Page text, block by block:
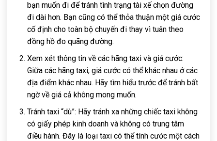
bạn muốn đi để tránh tình trạng tài xế chọn đường
đi dài hơn. Bạn cũng có thể thỏa thuận một giá cước
cố định cho toàn bộ chuyến đi thay vì tuân theo
đồng hồ đo quãng đường.
Xem xét thông tin về các hãng taxi và giá cước:
Giữa các hãng taxi, giá cước có thể khác nhau ở các
địa điểm khác nhau. Hãy tìm hiểu trước để tránh bất
ngờ về giá cả không mong muốn.
Tránh taxi “dù”: Hãy tránh xa những chiếc taxi không
có giấy phép kinh doanh và không có trung tâm
điều hành. Đây là loại taxi có thể tính cước một cách